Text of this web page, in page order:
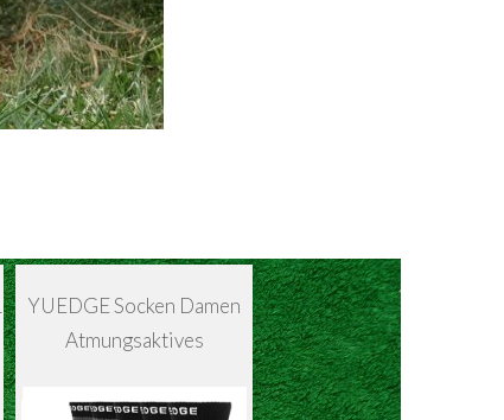
YUEDGE Socken Damen
Atmungsaktives